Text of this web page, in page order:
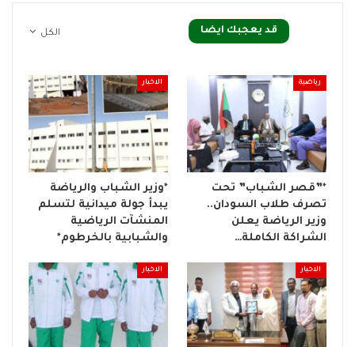
الكل قد يعجبك ايضا
رياضية
*​”قصر الشباب” تحت
تصرف طلاب السودان..
وزير الرياضة يعلن
الشراكة الكاملة…
الاخبار
*وزير الشباب والرياضة
يبدأ جولة ميدانية لتسلم
المنشآت الرياضية
والشبابية بالخرطوم*
الاخبار الاخبار